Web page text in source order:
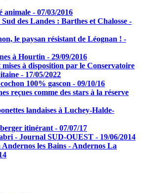
- 07/03/2016
des Landes : Barthes et Chalosse -
le paysan résistant de Léognan ! -
à Hourtin - 29/09/2016
à disposition par le Conservatoire
- 17/05/2022
100% gascon - 09/10/16
reçues comme des stars à la réserve
landaises à Luchey-Halde-
itinérant - 07/07/17
- Journal SUD-OUEST - 19/06/2014
les Bains - Andernos La